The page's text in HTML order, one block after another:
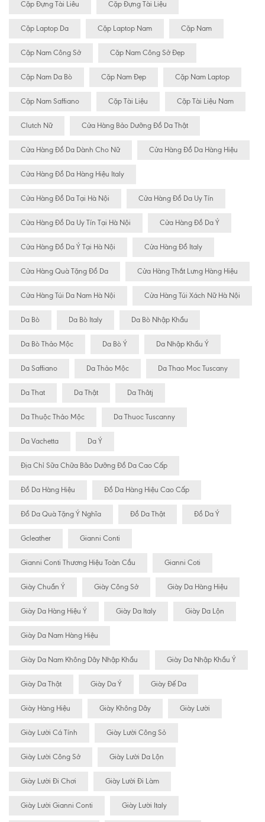
Cặp Đựng Tài Liêu Cặp Đựng Tài Liệu
Cặp Laptop Da Cặp Laptop Nam Cặp Nam
Cặp Nam Công Sở Cặp Nam Công Sở Đẹp
Cặp Nam Da Bò Cặp Nam Đẹp Cặp Nam Laptop
Cặp Nam Saffiano Cặp Tài Liệu Cặp Tài Liệu Nam
Clutch Nữ Cửa Hàng Bảo Dưỡng Đồ Da Thật
Cửa Hàng Đồ Da Dành Cho Nữ Cửa Hàng Đồ Da Hàng Hiệu
Cửa Hàng Đồ Da Hàng Hiệu Italy
Cửa Hàng Đồ Da Tại Hà Nội Cửa Hàng Đồ Da Uy Tín
Cửa Hàng Đồ Da Uy Tín Tại Hà Nội Cửa Hàng Đồ Da Ý
Cửa Hàng Đồ Da Ý Tại Hà Nội Cửa Hàng Đồ Italy
Cửa Hàng Quà Tặng Đồ Da Cửa Hàng Thắt Lưng Hàng Hiệu
Cửa Hàng Túi Da Nam Hà Nội Cửa Hàng Túi Xách Nữ Hà Nội
Da Bò Da Bò Italy Da Bò Nhập Khẩu
Da Bò Thảo Mộc Da Bò Ý Da Nhập Khẩu Ý
Da Saffiano Da Thảo Mộc Da Thao Moc Tuscany
Da That Da Thật Da Thâtj
Da Thuộc Thảo Mộc Da Thuoc Tuscanny
Da Vachetta Da Ý
Địa Chỉ Sữa Chữa Bão Dưỡng Đồ Da Cao Cấp
Đồ Da Hàng Hiệu Đồ Da Hàng Hiệu Cao Cấp
Đồ Da Quà Tặng Ý Nghĩa Đồ Da Thật Đồ Da Ý
Gcleather Gianni Conti
Gianni Conti Thương Hiệu Toàn Cầu Gianni Coti
Giày Chuẩn Ý Giày Công Sở Giày Da Hàng Hiệu
Giày Da Hàng Hiệu Ý Giày Da Italy Giày Da Lộn
Giày Da Nam Hàng Hiệu
Giày Da Nam Không Dây Nhập Khẩu Giày Da Nhập Khẩu Ý
Giày Da Thật Giày Da Ý Giày Đế Da
Giày Hàng Hiệu Giày Không Dây Giày Lười
Giày Lười Cá Tính Giày Lười Công Sỏ
Giày Lười Công Sở Giày Lười Da Lộn
Giày Lười Đi Chơi Giày Lười Đi Làm
Giày Lười Gianni Conti Giày Lười Italy